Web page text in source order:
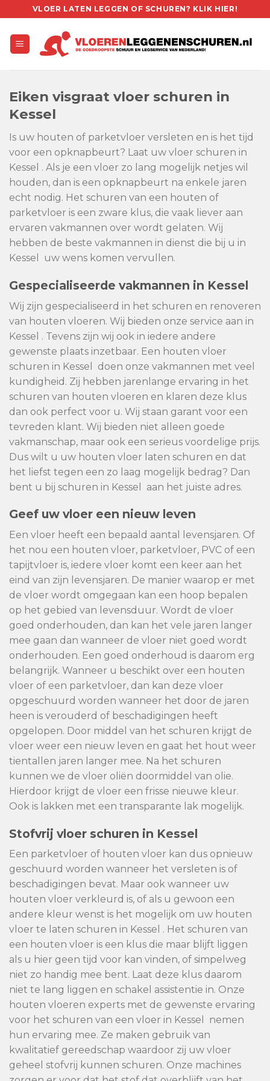
to
content
VLOER LATEN LEGGEN OF SCHUREN? KLIK HIER!
Eiken visgraat vloer schuren in
Kessel
Is uw houten of parketvloer versleten en is het tijd
voor een opknapbeurt? Laat uw vloer schuren in
Kessel . Als je een vloer zo lang mogelijk netjes wil
houden, dan is een opknapbeurt na enkele jaren
echt nodig. Het schuren van een houten of
parketvloer is een zware klus, die vaak liever aan
ervaren vakmannen over wordt gelaten. Wij
hebben de beste vakmannen in dienst die bij u in
Kessel uw wens komen vervullen.
Gespecialiseerde vakmannen in Kessel
Wij zijn gespecialiseerd in het schuren en renoveren
van houten vloeren. Wij bieden onze service aan in
Kessel . Tevens zijn wij ook in iedere andere
gewenste plaats inzetbaar. Een houten vloer
schuren in Kessel doen onze vakmannen met veel
kundigheid. Zij hebben jarenlange ervaring in het
schuren van houten vloeren en klaren deze klus
dan ook perfect voor u. Wij staan garant voor een
tevreden klant. Wij bieden niet alleen goede
vakmanschap, maar ook een serieus voordelige prijs.
Dus wilt u uw houten vloer laten schuren en dat
het liefst tegen een zo laag mogelijk bedrag? Dan
bent u bij schuren in Kessel aan het juiste adres.
Geef uw vloer een nieuw leven
Een vloer heeft een bepaald aantal levensjaren. Of
het nou een houten vloer, parketvloer, PVC of een
tapijtvloer is, iedere vloer komt een keer aan het
eind van zijn levensjaren. De manier waarop er met
de vloer wordt omgegaan kan een hoop bepalen
op het gebied van levensduur. Wordt de vloer
goed onderhouden, dan kan het vele jaren langer
mee gaan dan wanneer de vloer niet goed wordt
onderhouden. Een goed onderhoud is daarom erg
belangrijk. Wanneer u beschikt over een houten
vloer of een parketvloer, dan kan deze vloer
opgeschuurd worden wanneer het door de jaren
heen is verouderd of beschadigingen heeft
opgelopen. Door middel van het schuren krijgt de
vloer weer een nieuw leven en gaat het hout weer
tientallen jaren langer mee. Na het schuren
kunnen we de vloer oliën doormiddel van olie.
Hierdoor krijgt de vloer een frisse nieuwe kleur.
Ook is lakken met een transparante lak mogelijk.
Stofvrij vloer schuren in Kessel
Een parketvloer of houten vloer kan dus opnieuw
geschuurd worden wanneer het versleten is of
beschadigingen bevat. Maar ook wanneer uw
houten vloer verkleurd is, of als u gewoon een
andere kleur wenst is het mogelijk om uw houten
vloer te laten schuren in Kessel . Het schuren van
een houten vloer is een klus die maar blijft liggen
als u hier geen tijd voor kan vinden, of simpelweg
niet zo handig mee bent. Laat deze klus daarom
niet te lang liggen en schakel assistentie in. Onze
houten vloeren experts met de gewenste ervaring
voor het schuren van een vloer in Kessel nemen
hun ervaring mee. Ze maken gebruik van
kwalitatief gereedschap waardoor zij uw vloer
geheel stofvrij kunnen schuren. Onze machines